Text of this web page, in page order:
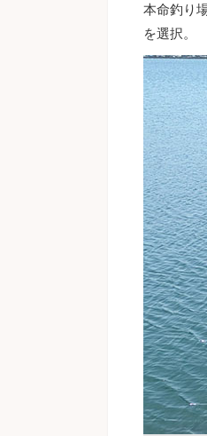
本命釣り
を選択。